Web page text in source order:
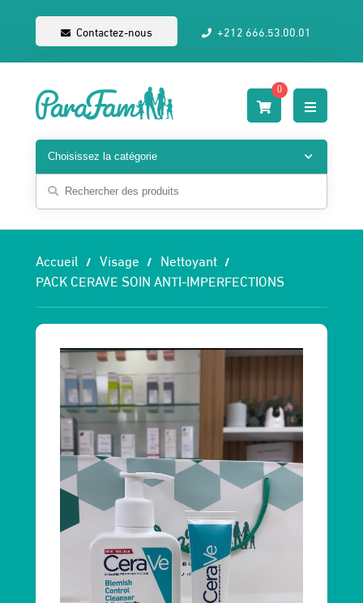
Contactez-nous +212 666.53.00.01
0
Accueil Visage
Nettoyant
PACK CERAVE SOIN ANTI-IMPERFECTIONS